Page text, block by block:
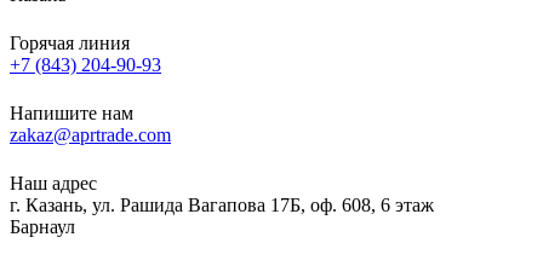
Горячая линия
+7 (843) 204-90-93
Напишите нам
zakaz@aprtrade.com
Наш адрес
г. Казань, ул. Рашида Вагапова 17Б, оф. 608, 6 этаж
Барнаул